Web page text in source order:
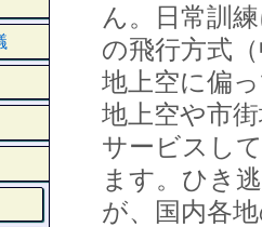
ん。日常訓
の飛行方式
地上空に偏
地上空や市
サービスし
ます。ひき
が、国内各